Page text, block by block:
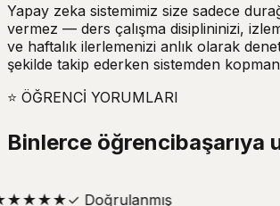
Yapay zeka sistemimiz size sadece
vermez — ders çalışma disiplininizi,
ve haftalık ilerlemenizi anlık olarak
şekilde takip ederken sistemden
⭐ ÖĞRENCİ YORUMLARI
Binlerce öğrencibaşarıya
★★★★✓Doğrulanmış